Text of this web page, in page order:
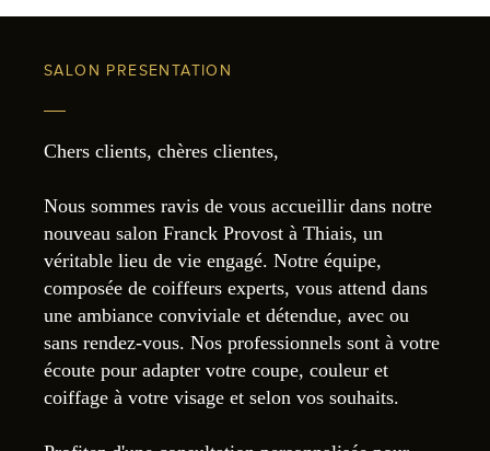
SALON PRESENTATION
Chers clients, chères clientes,
Nous sommes ravis de vous accueillir dans notre
nouveau salon Franck Provost à Thiais, un
véritable lieu de vie engagé. Notre équipe,
composée de coiffeurs experts, vous attend dans
une ambiance conviviale et détendue, avec ou
sans rendez-vous. Nos professionnels sont à votre
écoute pour adapter votre coupe, couleur et
coiffage à votre visage et selon vos souhaits.